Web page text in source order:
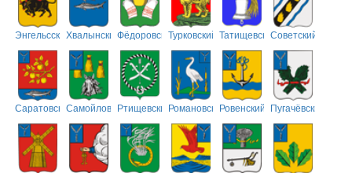
ЭнгельсскийХвалынскийФёдоровскийТурковский ТатищевскийСоветский
СаратовскийСамойловскийРтищевскийРомановскийРовенский Пугачёвский